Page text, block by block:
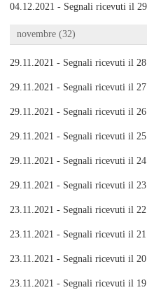
04.12.2021 - Segnali ricevuti il
novembre (32)
29.11.2021 - Segnali ricevuti il
29.11.2021 - Segnali ricevuti il
29.11.2021 - Segnali ricevuti il
29.11.2021 - Segnali ricevuti il
29.11.2021 - Segnali ricevuti il
29.11.2021 - Segnali ricevuti il
23.11.2021 - Segnali ricevuti il
23.11.2021 - Segnali ricevuti il
23.11.2021 - Segnali ricevuti il
23.11.2021 - Segnali ricevuti il